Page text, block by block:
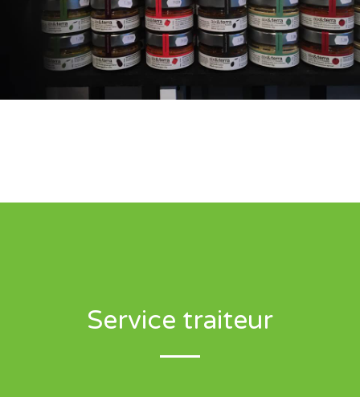
Service traiteur